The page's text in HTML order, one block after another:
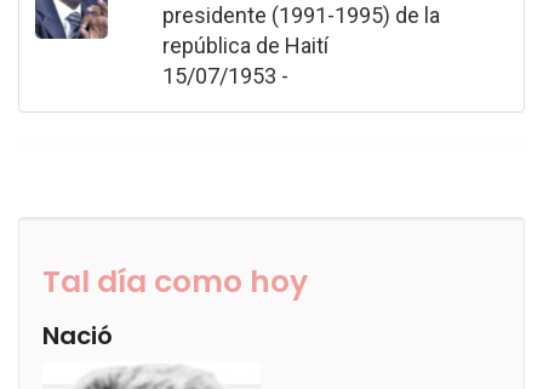
presidente (1991-1995) de la
república de Haití
15/07/1953 -
Tal día como hoy
Nació